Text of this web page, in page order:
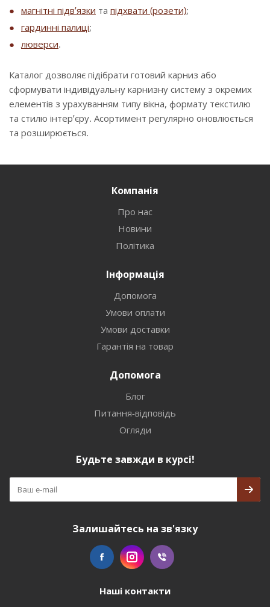
магнітні підв’язки та підхвати (розети);
гардинні палиці;
люверси.
Каталог дозволяє підібрати готовий карниз або
сформувати індивідуальну карнизну систему з окремих
елементів з урахуванням типу вікна, формату текстилю
та стилю інтер’єру. Асортимент регулярно оновлюється
та розширюється.
Компанія
Про нас
Новини
Політика
Інформація
Допомога
Умови оплати
Умови доставки
Гарантія на товар
Допомога
Блог
Питання-відповідь
Огляди
Будьте завжди в курсі!
Залишайтесь на зв'язку
Наші контакти